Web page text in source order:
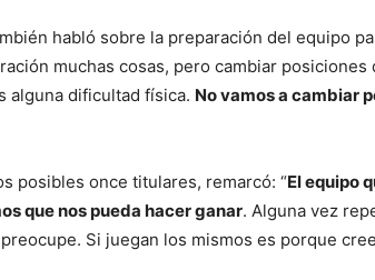
habló sobre la preparación del equipo
muchas cosas, pero cambiar
alguna dificultad física. No vamos a cambiar
posibles once titulares, remarcó: “El equipo
que nos pueda hacer ganar. Alguna vez
Si juegan los mismos es porque